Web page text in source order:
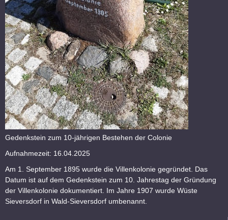
Gedenkstein zum 10-jährigen Bestehen der Colonie
Aufnahmezeit: 16.04.2025
Am 1. September 1895 wurde die Villenkolonie gegründet. Das
Datum ist auf dem Gedenkstein zum 10. Jahrestag der Gründung
der Villenkolonie dokumentiert. Im Jahre 1907 wurde Wüste
Sieversdorf in Wald-Sieversdorf umbenannt.